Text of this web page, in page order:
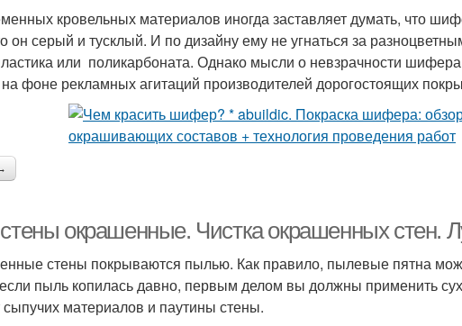
кровельных материалов иногда заставляет думать, что
он серый и тусклый. И по дизайну ему не угнаться за
или поликарбоната. Однако мысли о невзрачности
фоне рекламных агитаций производителей дорогостоящих
окрашенные. Чистка окрашенных стен.
стены покрываются пылью. Как правило, пылевые пятна
пыль копилась давно, первым делом вы должны применить
сыпучих материалов и паутины стены.